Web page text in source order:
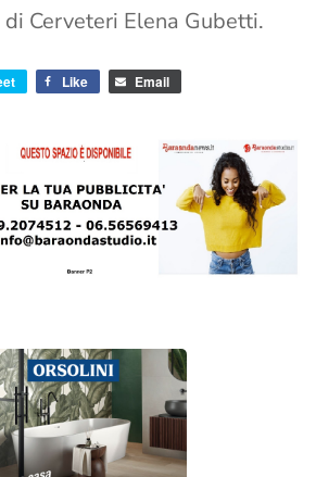
Cerveteri Elena Gubetti.
Like Email